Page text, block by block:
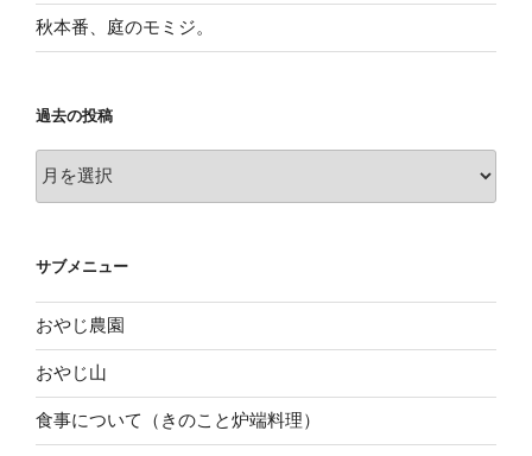
秋本番、庭のモミジ。
過去の投稿
過
稿
サブメニュー
おやじ農園
おやじ山
食事について（きのこと炉端料理）